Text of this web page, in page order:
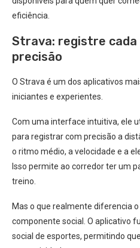
eficiência.
Strava: registre
precisão
O Strava é um dos aplicativos
iniciantes e experientes.
Com uma interface intuitiva, ele
para registrar com precisão a
o ritmo médio, a velocidade e a
Isso permite ao corredor ter um
treino.
Mas o que realmente diferencia
componente social. O aplicativo
social de esportes, permitindo